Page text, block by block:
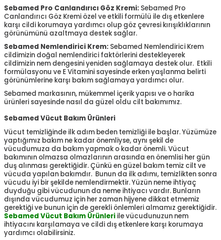
Sebamed Pro Canlandırıcı Göz Kremi: Sebamed Pro
Canlandırıcı Göz Kremi özel ve etkili formülü ile dış etkenlere
karşı cildi korumaya yardımcı olup göz çevresi kırışıklıklarının
görünümünü azaltmaya destek sağlar.
Sebamed Nemlendirici Krem: Sebamed Nemlendirici Krem
cildimizin doğal nemlendirici faktörlerini destekleyerek
cildimizin nem dengesini yeniden sağlamaya destek olur. Etkili
formülasyonu ve E Vitamini sayesinde erken yaşlanma belirti
görünümlerine karşı bakım sağlamaya yardımcı olur.
Sebamed markasının, mükemmel içerik yapısı ve o harika
ürünleri sayesinde nasıl da güzel oldu cilt bakımımız.
Sebamed Vücut Bakım Ürünleri
Vücut temizliğinde ilk adım beden temizliği ile başlar. Yüzümüze
yaptığımız bakım ne kadar önemliyse, aynı şekil de
vücudumuza da bakım yapmak o kadar önemli. Vücut
bakımının olmazsa olmazlarının arasında en önemlisi her gün
duş alınması gerektiğidir. Çünkü en güzel bakım temiz cilt ve
vücuda yapılan bakımdır. Bunun da ilk adımı, temizlikten sonra
vücudu iyi bir şekilde nemlendirmektir. Yüzün neme ihtiyaç
duyduğu gibi vücudunun da neme ihtiyacı vardır. Bunların
dışında vücudumuz için her zaman hijyene dikkat etmemiz
gerektiği ve bunun için de gerekli önlemleri almamız gerektiğidir.
Sebamed Vücut Bakım Ürünleri ile vücudunuzun nem
ihtiyacını karşılamaya ve cildi dış etkenlere karşı korumaya
yardımcı olabilirsiniz.